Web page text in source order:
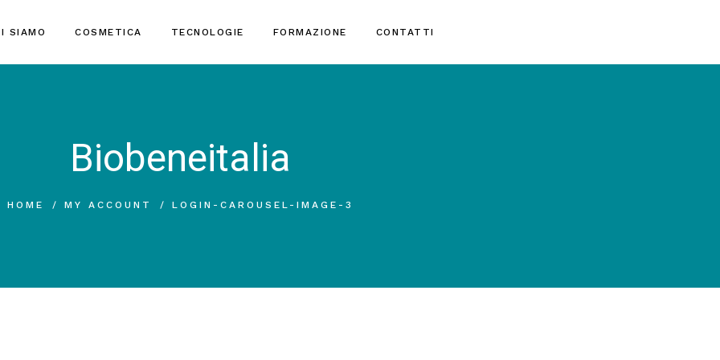
SIAMO COSMETICA TECNOLOGIE FORMAZIONE CONTATTI
Biobeneitalia
HOME MY ACCOUNT LOGIN-CAROUSEL-IMAGE-3